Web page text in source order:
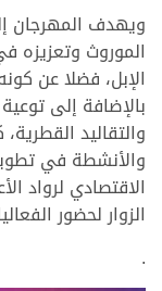
ويهدف المهرجان
الموروث وتعزيزه
الإبل، فضلا عن
بالإضافة إلى
والتقاليد
والأنشطة في
الاقتصادي لرواد
الزوار لحضور
.